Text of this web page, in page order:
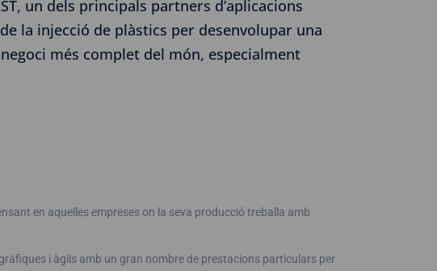
un dels principals partners d’aplicacions
la injecció de plàstics per desenvolupar una
més complet del món, especialment
en aquelles empreses on la seva producció treballa amb
i àgils amb un gran nombre de prestacions particulars per